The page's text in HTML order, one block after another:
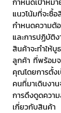
แนวโน้มที่จะซื้
กำหนดความต้
และการปฏิบัติ
สินค้าจะทำให้บู
ลูกค้า ที่พร้อมจ
คุณโดยการตั้ง
คนที่มาเดินงาน
การดึงดูดควา
เกี่ยวกับสินค้า